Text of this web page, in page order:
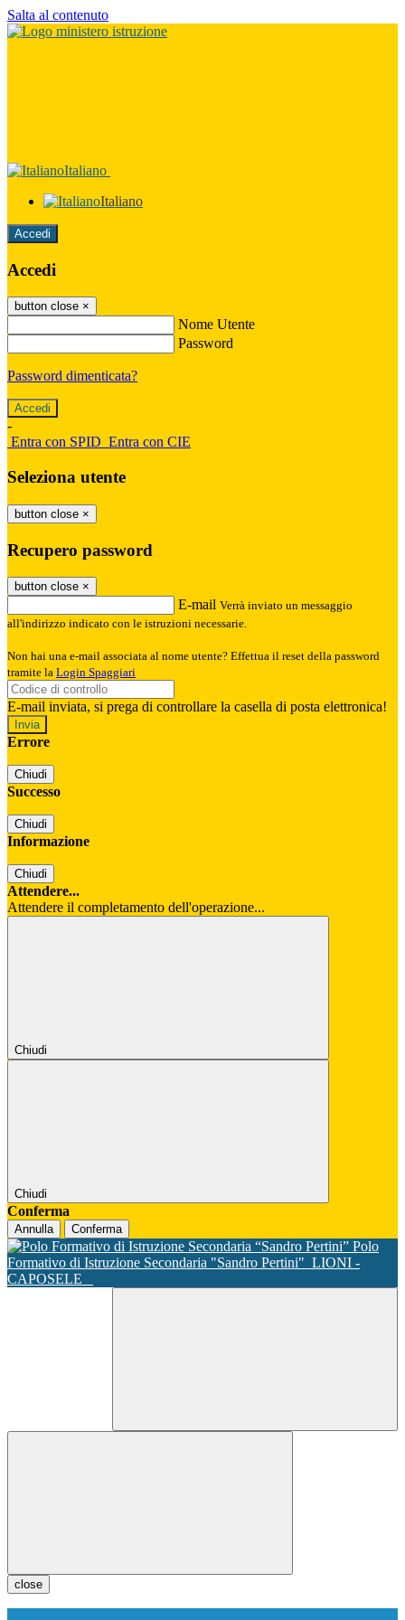
Salta al contenuto
Italiano
Italiano
Accedi
Accedi
button close ×
Nome Utente
Password
Password dimenticata?
-
Entra con SPID Entra con CIE
Seleziona utente
button close ×
Recupero password
button close ×
E-mail Verrà inviato un messaggio
all'indirizzo indicato con le istruzioni necessarie.
Non hai una e-mail associata al nome utente? Effettua il reset della password
tramite la Login Spaggiari
E-mail inviata, si prega di controllare la casella di posta elettronica!
Errore
Chiudi
Successo
Chiudi
Informazione
Chiudi
Attendere...
Attendere il completamento dell'operazione...
Chiudi
Chiudi
Conferma
Annulla Conferma
Polo
Formativo di Istruzione Secondaria "Sandro Pertini" LIONI -
CAPOSELE
close